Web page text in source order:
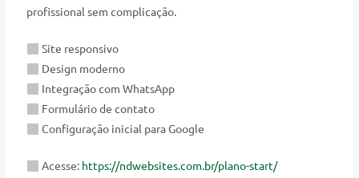
profissional sem complicação.
Site responsivo
Design moderno
Integração com WhatsApp
Formulário de contato
Configuração inicial para Google
Acesse: https://ndwebsites.com.br/plano-start/